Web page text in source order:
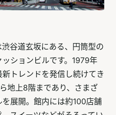
渋谷道玄坂にある、円筒型の
ションビルです。1979年
トレンドを発信し続けてき
地上8階まであり、さまざ
展開。館内には約100店舗